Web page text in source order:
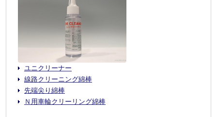
ユニクリーナー
線路クリーニング綿棒
先端尖り綿棒
Ｎ用車輪クリーリング綿棒